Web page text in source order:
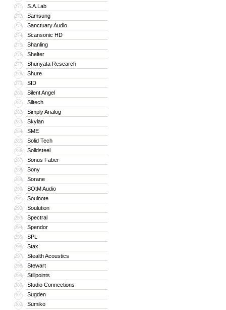
271 S.A.Lab
272 Samsung
273 Sanctuary Audio
274 Scansonic HD
275 Shanling
276 Shelter
277 Shunyata Research
278 Shure
279 SID
280 Silent Angel
281 Siltech
282 Simply Analog
283 Skylan
284 SME
285 Solid Tech
286 Solidsteel
287 Sonus Faber
288 Sony
289 Sorane
290 SOtM Audio
291 Soulnote
292 Soulution
293 Spectral
294 Spendor
295 SPL
296 Stax
297 Stealth Acoustics
298 Stewart
299 Stillpoints
300 Studio Connections
301 Sugden
302 Sumiko